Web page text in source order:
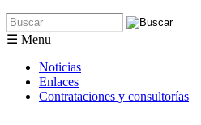
Formulario de búsqueda
Buscar
☰ Menu
Noticias
Enlaces
Contrataciones y consultorías